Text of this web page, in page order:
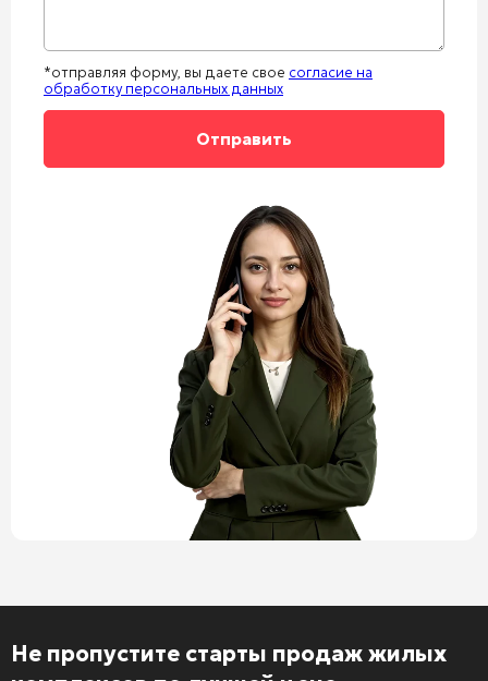
*отправляя форму, вы даете свое согласие на
обработку персональных данных
Не пропустите старты продаж жилых